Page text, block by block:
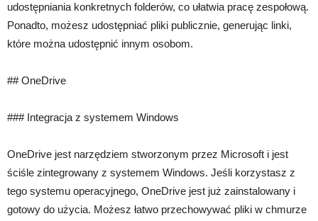
udostępniania konkretnych folderów, co ułatwia pracę zespołową.
Ponadto, możesz udostępniać pliki publicznie, generując linki,
które można udostępnić innym osobom.
## OneDrive
### Integracja z systemem Windows
OneDrive jest narzędziem stworzonym przez Microsoft i jest
ściśle zintegrowany z systemem Windows. Jeśli korzystasz z
tego systemu operacyjnego, OneDrive jest już zainstalowany i
gotowy do użycia. Możesz łatwo przechowywać pliki w chmurze